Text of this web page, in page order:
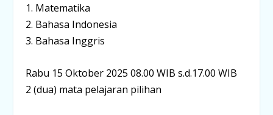
1. Matematika
2. Bahasa Indonesia
3. Bahasa Inggris
Rabu 15 Oktober 2025 08.00 WIB s.d.17.00 WIB
2 (dua) mata pelajaran pilihan